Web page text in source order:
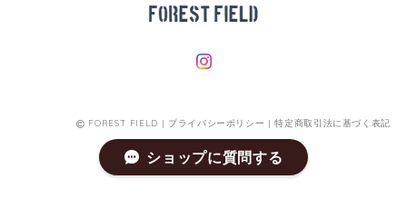
FOREST FIELD | プライバシーポリシー |特定商取引法に基づく表記
ショップに質問する